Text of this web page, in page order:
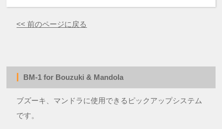
<< 前のページに戻る
BM-1 for Bouzuki & Mandola
ブズーキ、マンドラに使用できるピックアップシステム
です。